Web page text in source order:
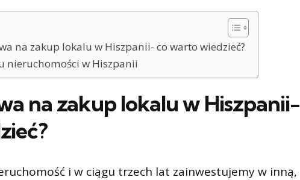
na zakup lokalu w Hiszpanii- co warto wiedzieć?
nieruchomości w Hiszpanii
na zakup lokalu w Hiszpanii-
i w ciągu trzech lat zainwestujemy w inną,